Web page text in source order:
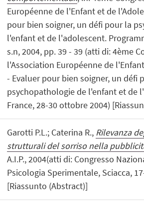
Européenne de l'Enfant et de
pour bien soigner, un défi pour la
l'enfant et de l'adolescent.
s.n, 2004, pp. 39 - 39 (atti di: 4ème
l'Association Européenne de
- Evaluer pour bien soigner, un défi
psychopathologie de l'enfant et de
France, 28-30 ottobre 2004)
Garotti P.L.; Caterina R., Rilevanza
strutturali del sorriso nella
A.I.P., 2004(atti di: Congresso
Psicologia Sperimentale, Sciacca,
[Riassunto (Abstract)]